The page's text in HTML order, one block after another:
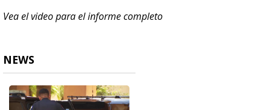
Vea el video para el informe completo
NEWS